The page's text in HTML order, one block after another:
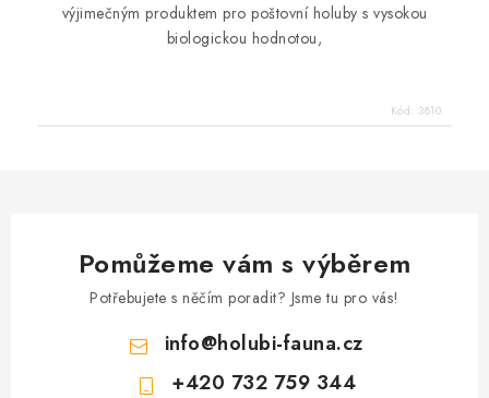
výjimečným produktem pro poštovní holuby s vysokou
biologickou hodnotou,
Kód: 3810
Pomůžeme vám s výběrem
Potřebujete s něčím poradit? Jsme tu pro vás!
info@holubi-fauna.cz
+420 732 759 344